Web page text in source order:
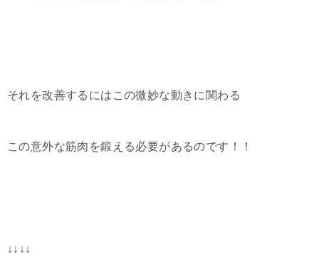
それを改善するにはこの微妙な動きに関わる
この意外な筋肉を鍛える必要があるのです！！
↓↓↓↓